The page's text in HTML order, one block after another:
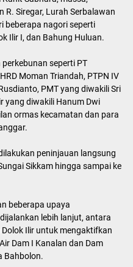
R. Siregar, Lurah Serbalawan
beberapa nagori seperti
Ilir I, dan Bahung Huluan.
seperti PT
Moman Triandah, PTPN IV
PMT yang diwakili Sri
yang diwakili Hanum Dwi
ormas kecamatan dan para
peninjauan langsung
Sikkam hingga sampai ke
beberapa upaya
lebih lanjut, antara
Dolok Ilir untuk mengaktifkan
Dam I Kanalan dan Dam
Bahbolon.